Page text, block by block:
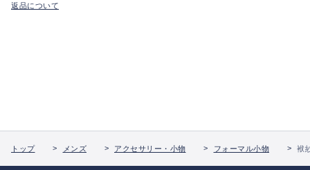
返品について
トップ メンズ アクセサリー・小物 フォーマル小物 袱